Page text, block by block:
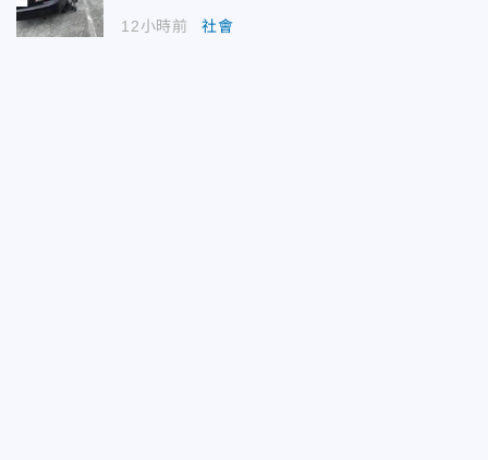
12小時前 社會